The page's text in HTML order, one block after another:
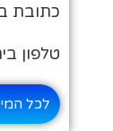
כתובת
טלפון בית
לכל